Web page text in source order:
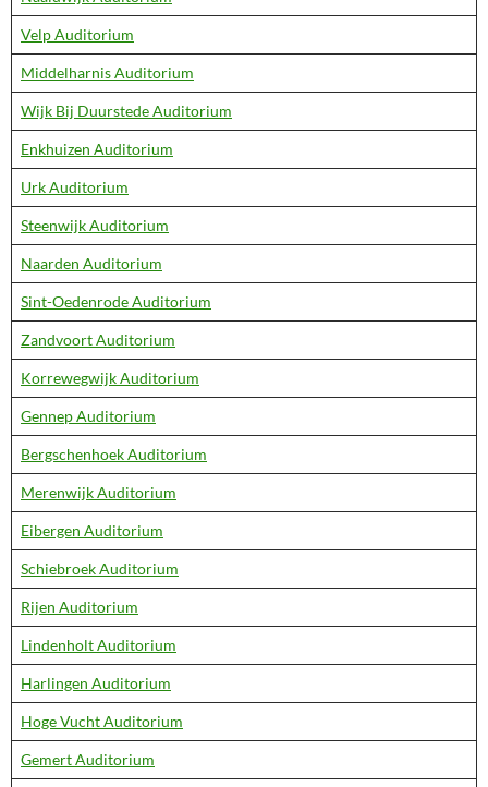
Velp Auditorium
Middelharnis Auditorium
Wijk Bij Duurstede Auditorium
Enkhuizen Auditorium
Urk Auditorium
Steenwijk Auditorium
Naarden Auditorium
Sint-Oedenrode Auditorium
Zandvoort Auditorium
Korrewegwijk Auditorium
Gennep Auditorium
Bergschenhoek Auditorium
Merenwijk Auditorium
Eibergen Auditorium
Schiebroek Auditorium
Rijen Auditorium
Lindenholt Auditorium
Harlingen Auditorium
Hoge Vucht Auditorium
Gemert Auditorium